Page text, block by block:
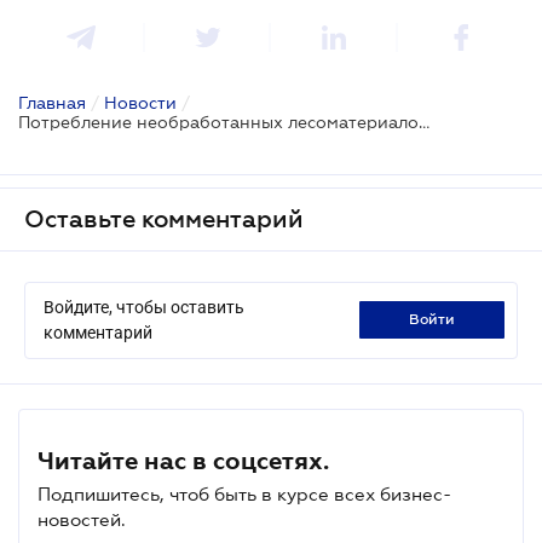
Главная / Новости /
Потребление необработанных лесоматериалов теперь ограничено
Оставьте комментарий
Войдите, чтобы оставить
комментарий
войти
Читайте нас в соцсетях.
Подпишитесь, чтоб быть в курсе всех бизнес-
новостей.